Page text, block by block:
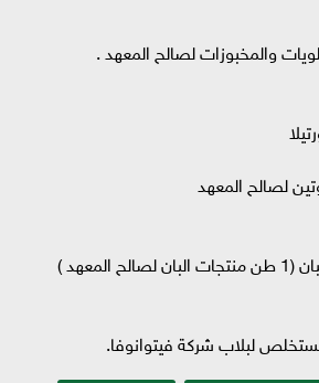
والمخبوزات لصالح المعهد .
لصالح المعهد
)